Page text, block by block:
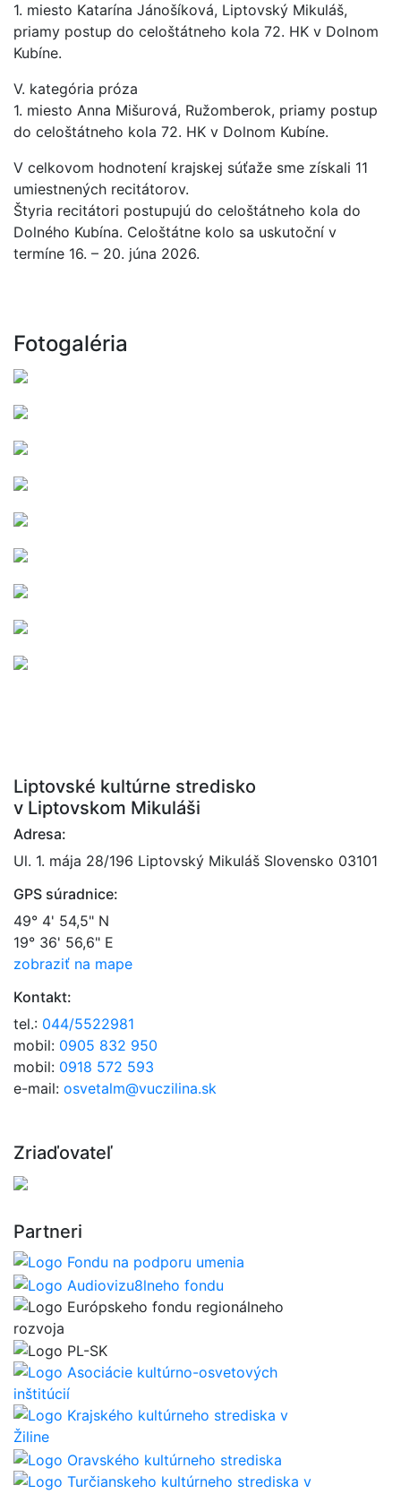
1. miesto Katarína Jánošíková, Liptovský Mikuláš,
priamy postup do celoštátneho kola 72. HK v Dolnom
Kubíne.
V. kategória próza
1. miesto Anna Mišurová, Ružomberok, priamy postup
do celoštátneho kola 72. HK v Dolnom Kubíne.
V celkovom hodnotení krajskej súťaže sme získali 11
umiestnených recitátorov.
Štyria recitátori postupujú do celoštátneho kola do
Dolného Kubína. Celoštátne kolo sa uskutoční v
termíne 16. – 20. júna 2026.
Fotogaléria
Liptovské kultúrne stredisko
v Liptovskom Mikuláši
Adresa:
Ul. 1. mája 28/196 Liptovský Mikuláš Slovensko 03101
GPS súradnice:
49° 4' 54,5" N
19° 36' 56,6" E
zobraziť na mape
Kontakt:
tel.: 044/5522981
mobil: 0905 832 950
mobil: 0918 572 593
e-mail: osvetalm@vuczilina.sk
Zriaďovateľ
Partneri